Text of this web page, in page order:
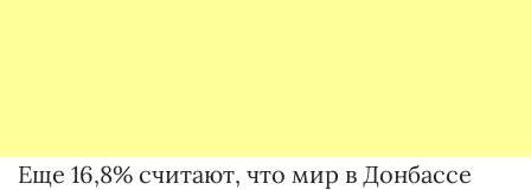
Еще 16,8% считают, что мир в Донбассе